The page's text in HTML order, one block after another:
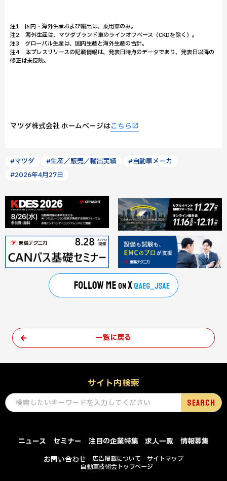
注1 国内・海外生産および輸出は、乗用車のみ。
注2 海外生産は、マツダブランド車のラインオフベース（CKDを除く）。
注3 グローバル生産は、国内生産と海外生産の合計。
注4 本プレスリリースの記載情報は、発表日時点のデータであり、発表日以降の
修正は未反映。
マツダ株式会社 ホームページはこちら
#マツダ #生産／販売／輸出実績
#自動車メーカ
#2026年4月27日
一覧に戻る
サイト内検索
ニュース セミナー 注目の企業特集 求人一覧
情報募集
お問い合わせ
広告掲載について
サイトマップ
自動車技術会トップページ